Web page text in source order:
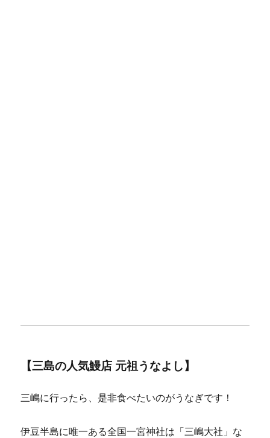
【三島の人気鰻店 元祖うなよし】
三嶋に行ったら、是非食べたいのがうなぎです！
伊豆半島に唯一ある全国一宮神社は「三嶋大社」な